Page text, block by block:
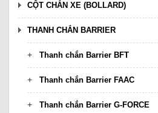
CỘT CHẮN XE (BOLLARD)
THANH CHẮN BARRIER
Thanh chắn Barrier BFT
Thanh chắn Barrier FAAC
Thanh chắn Barrier G-FORCE